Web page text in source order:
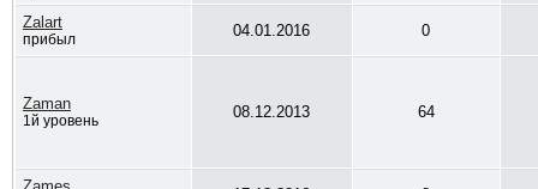
Zalart
прибыл 04.01.2016 0
Zaman
1й уровень 08.12.2013 64